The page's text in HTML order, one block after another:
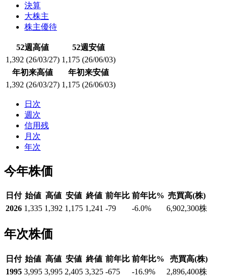
決算
大株主
株主優待
52週高値
52週安値
1,392 (26/03/27) 1,175 (26/06/03)
年初来高値
年初来安値
1,392 (26/03/27) 1,175 (26/06/03)
日次
週次
信用残
月次
年次
今年株価
日付 始値 高値 安値 終値 前年比 前年比% 売買高(株)
2026 1,335 1,392 1,175 1,241 -79 -6.0% 6,902,300株
年次株価
日付 始値 高値 安値 終値 前年比 前年比%
売買高(株)
1995 3,995 3,995 2,405 3,325 -675 -16.9% 2,896,400株